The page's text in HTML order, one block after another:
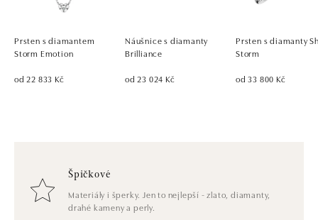
Prsten s diamantem
Storm Emotion
od 22 833 Kč
Náušnice s diamanty
Brilliance
od 23 024 Kč
Prsten s diamanty
Storm
od 33 800 Kč
Špičkové
Materiály i šperky. Jen to nejlepší - zlato, diamanty,
drahé kameny a perly.